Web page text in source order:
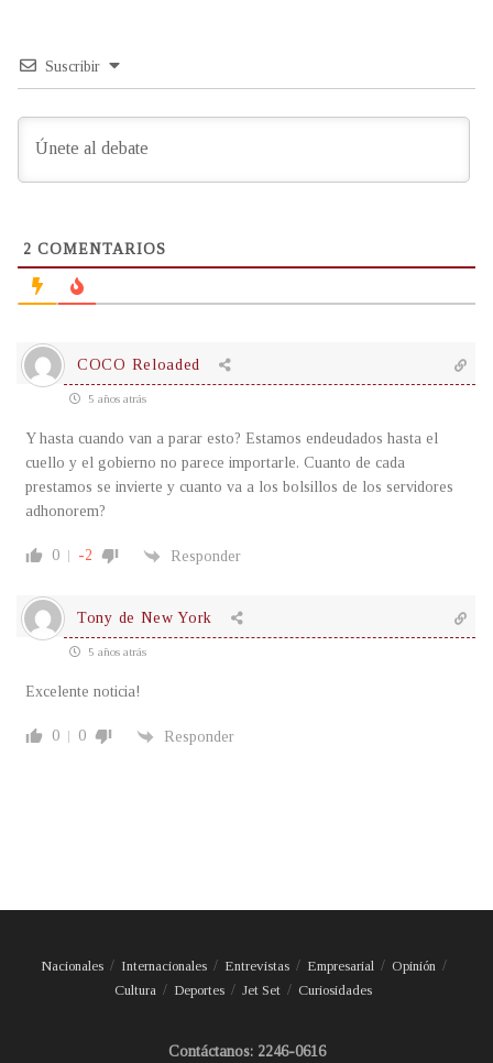
Suscribir
2 COMENTARIOS
COCO Reloaded
5 años atrás
Y hasta cuando van a parar esto? Estamos endeudados hasta el
cuello y el gobierno no parece importarle. Cuanto de cada
prestamos se invierte y cuanto va a los bolsillos de los servidores
adhonorem?
0 -2 Responder
Tony de New York
5 años atrás
Excelente noticia!
0 0 Responder
Nacionales Internacionales Entrevistas Empresarial
Opinión
Cultura
Deportes Jet Set Curiosidades
Contáctanos: 2246-0616